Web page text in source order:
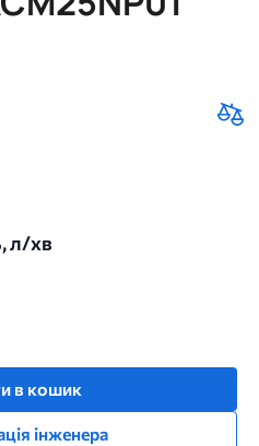
л/хв
в кошик
інженера